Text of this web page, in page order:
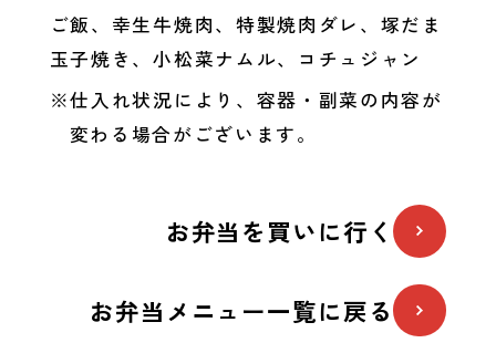
ご飯、幸生牛焼肉、特製焼肉ダレ、塚だま
玉子焼き、小松菜ナムル、コチュジャン
※仕入れ状況により、容器・副菜の内容が
変わる場合がございます。
お弁当を買いに行く
お弁当メニュー一覧に戻る